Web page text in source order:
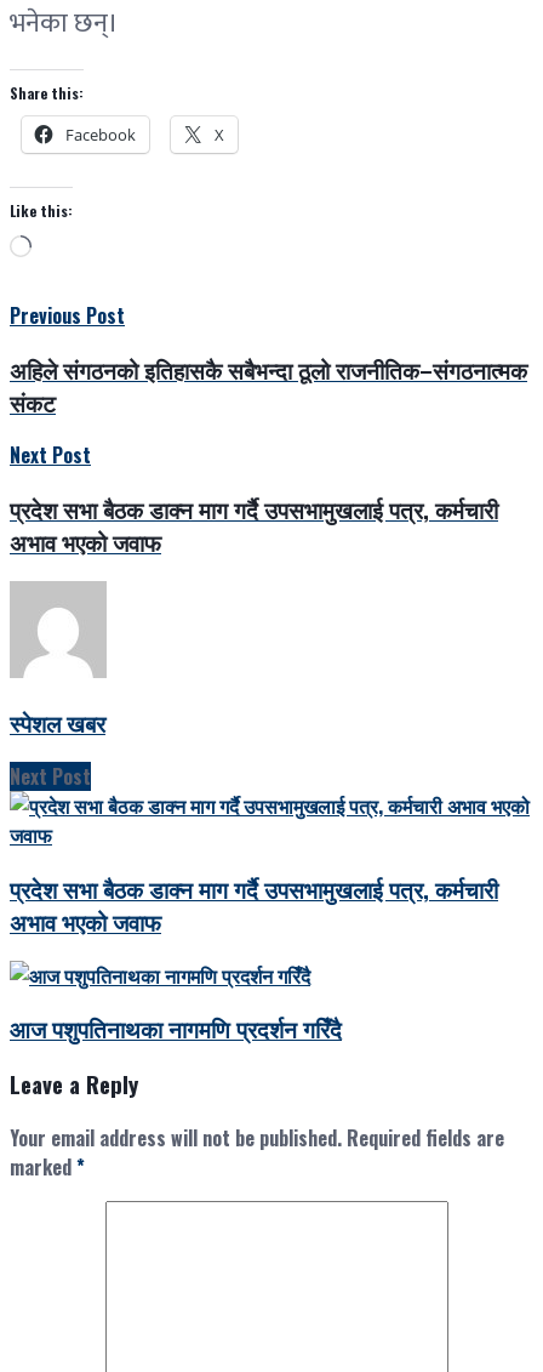
भनेका छन्।
Share this:
Facebook X
Like this:
Loading…
Previous Post
अहिले संगठनको इतिहासकै सबैभन्दा ठूलो राजनीतिक–संगठनात्मक
संकट
Next Post
प्रदेश सभा बैठक डाक्न माग गर्दै उपसभामुखलाई पत्र, कर्मचारी
अभाव भएको जवाफ
स्पेशल खबर
Next Post
प्रदेश सभा बैठक डाक्न माग गर्दै उपसभामुखलाई पत्र, कर्मचारी
अभाव भएको जवाफ
आज पशुपतिनाथका नागमणि प्रदर्शन गरिँदै
Leave a Reply
Your email address will not be published. Required fields are
marked*